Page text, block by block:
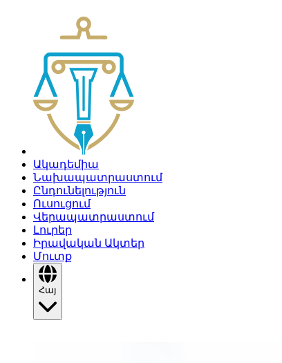
Ակադեմիա
Նախապատրաստում
Ընդունելություն
Ուսուցում
Վերապատրաստում
Լուրեր
Իրավական Ակտեր
Մուտք
Հայ